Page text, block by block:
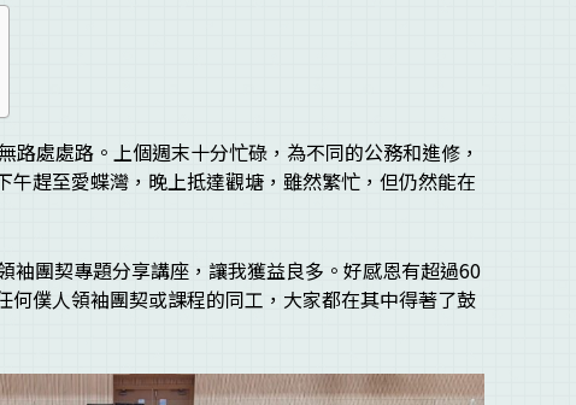
處處路。上個週末十分忙碌，為不同的公務和進修，
趕至愛蝶灣，晚上抵達觀塘，雖然繁忙，但仍然能在
袖團契專題分享講座，讓我獲益良多。好感恩有超過60
何僕人領袖團契或課程的同工，大家都在其中得著了鼓